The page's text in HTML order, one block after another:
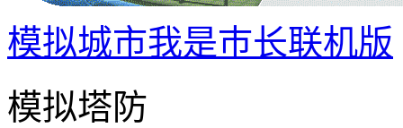
模拟城市我是巿长联机版
模拟塔防